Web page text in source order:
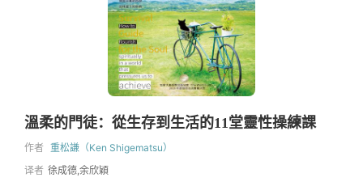
溫柔的門徒：從生存到生活的11堂靈性操練課
作者 重松謙（Ken Shigematsu）
译者 徐成德,余欣穎